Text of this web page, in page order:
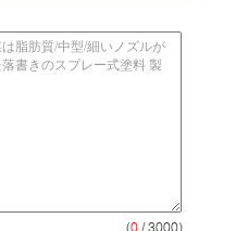
(0 / 3000)